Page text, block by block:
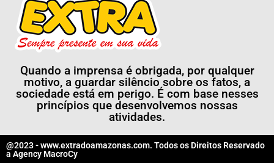
Quando a imprensa é obrigada, por qualquer
motivo, a guardar silêncio sobre os fatos, a
sociedade está em perigo. É com base nesses
princípios que desenvolvemos nossas
atividades.
@2023 - www.extradoamazonas.com. Todos os Direitos Reservado
a Agency MacroCy